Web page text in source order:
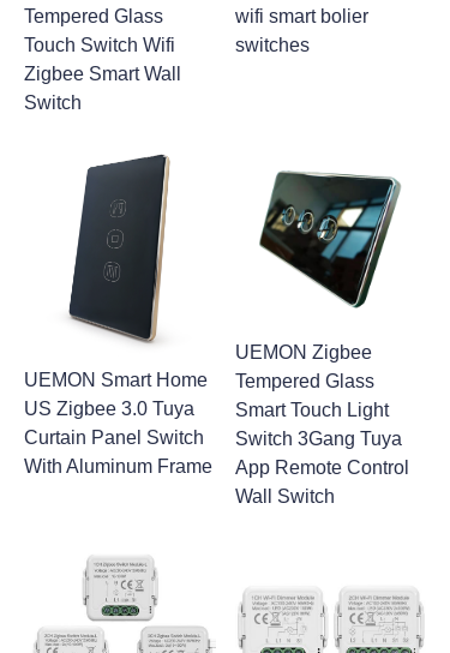
Tempered Glass
Touch Switch Wifi
Zigbee Smart Wall
Switch
wifi smart bolier
switches
UEMON Smart Home
US Zigbee 3.0 Tuya
Curtain Panel Switch
With Aluminum Frame
UEMON Zigbee
Tempered Glass
Smart Touch Light
Switch 3Gang Tuya
App Remote Control
Wall Switch